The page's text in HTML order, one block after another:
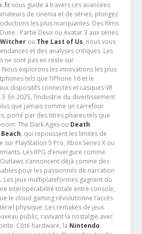
vous guide à travers ces avancées
de cinéma et de séries, plongez
les plus marquantes. Des films
: Partie Deux ou Avatar 3 aux séries
ou The Last of Us, nous vous
et des analyses critiques .Les
ne sont pas en reste sur
explorons les innovations les plus
tels que l’iPhone 16 et le
dispositifs connectés et casques VR
En 2025, l’industrie du divertissement
que jamais comme un carrefour
porté par des titres phares tels que
The Dark Ages ou Death
, qui repoussent les limites de
sur PlayStation 5 Pro, Xbox Series X ou
Les RPG d’envergure comme
s’annoncent déjà comme des
pour les passionnés de narration
Les jeux multiplateformes gagnent du
interopérabilité totale entre console,
le cloud gaming révolutionne l’accès
physique. Les remakes de jeux
public, ravivant la nostalgie avec
Côté hardware, la Nintendo